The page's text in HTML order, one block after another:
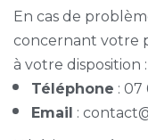
En cas de
concernant votre
à votre disposition :
Téléphone : 07
Email :